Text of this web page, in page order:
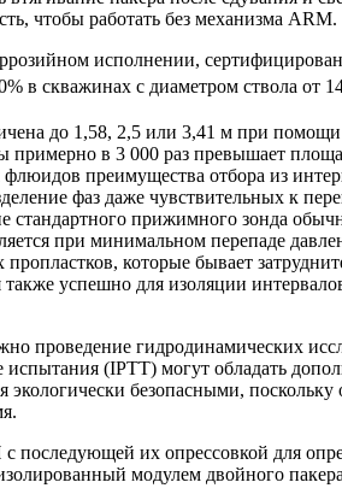
чтобы работать без механизма ARM.
исполнении,
в скважинах с диаметром ствола от
до 1,58, 2,5 или 3,41 м при помощи
примерно в 3 000 раз превышает
преимущества отбора из
фаз даже чувствительных к
прижимного зонда
при минимальном перепаде
которые бывает
также успешно для изоляции
проведение гидродинамических
(IPTT) могут обладать
безопасными,
их опрессовкой для
модулем двойного